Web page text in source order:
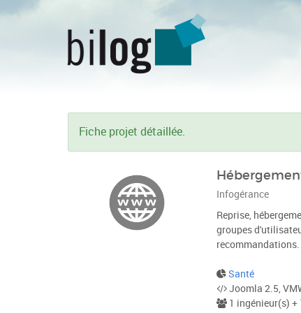
Fiche projet détaillée.
Infogérance
Reprise,
groupes
recommandations.
Santé
Joomla 2.5,
1 ingénieur(s) +